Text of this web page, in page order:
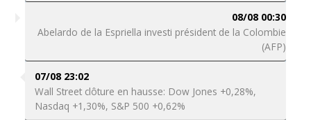
08/08 00:30
Abelardo de la Espriella investi président de la Colombie
(AFP)
07/08 23:02
Wall Street clôture en hausse: Dow Jones +0,28%,
Nasdaq +1,30%, S&P 500 +0,62%